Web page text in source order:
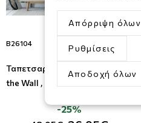
B26104
Ταπετσαρία Τοίχου Brick On
the Wall , Ugepa
-25%
Απόρριψη όλων
Ρυθμίσεις
Αποδοχή όλων